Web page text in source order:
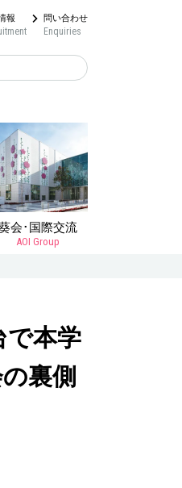
報 問い合わせ
Enquiries
会･国際交流
AOI Group
で本学
裏側